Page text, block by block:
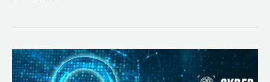
Prática:
Desenvolvimento,
Segurança